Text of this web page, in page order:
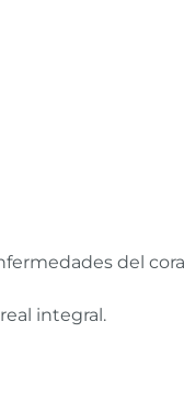
del
integral.